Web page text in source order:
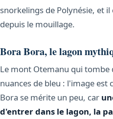
snorkelings de Polynésie, et
depuis le mouillage.
Bora Bora, le lagon
Le mont Otemanu qui tombe
nuances de bleu : l'image est
Bora se mérite un peu, car
d'entrer dans le lagon, la